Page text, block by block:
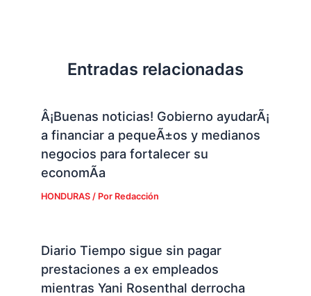
Entradas relacionadas
Â¡Buenas noticias! Gobierno ayudarÃ¡
a financiar a pequeÃ±os y medianos
negocios para fortalecer su
economÃ­a
HONDURAS/ Por Redacción
Diario Tiempo sigue sin pagar
prestaciones a ex empleados
mientras Yani Rosenthal derrocha